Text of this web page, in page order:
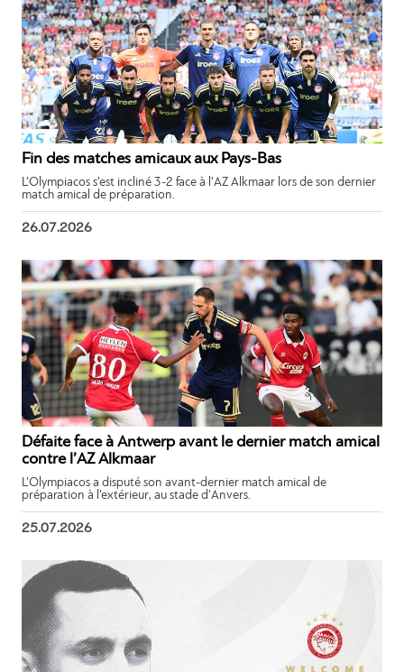
Fin des matches amicaux aux Pays-Bas
L’Olympiacos s’est incliné 3-2 face à l’AZ Alkmaar lors de son dernier
match amical de préparation.
26.07.2026
Défaite face à Antwerp avant le dernier match amical
contre l’AZ Alkmaar
L’Olympiacos a disputé son avant-dernier match amical de
préparation à l’extérieur, au stade d’Anvers.
25.07.2026